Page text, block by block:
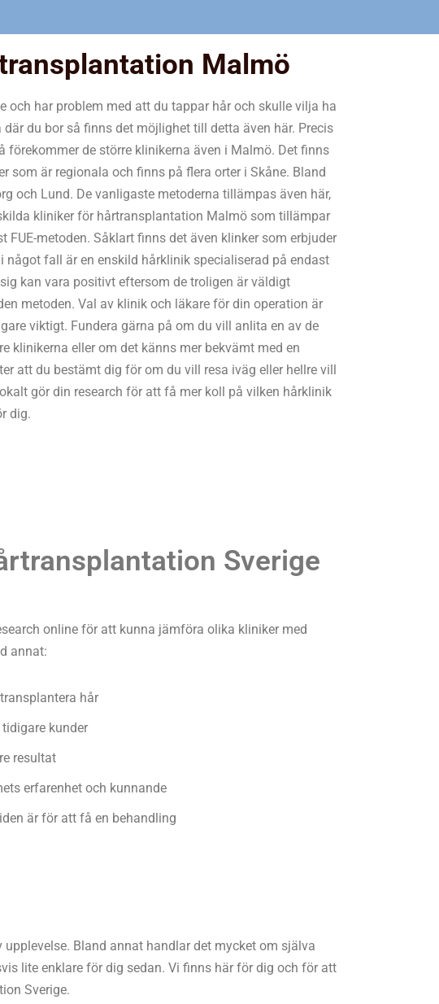
Malmö
och har problem med att du tappar hår och skulle vilja ha
där du bor så finns det möjlighet till detta även här. Precis
förekommer de större klinikerna även i Malmö. Det finns
som är regionala och finns på flera orter i Skåne. Bland
och Lund. De vanligaste metoderna tillämpas även här,
kliniker för hårtransplantation Malmö som tillämpar
FUE-metoden. Såklart finns det även klinker som erbjuder
något fall är en enskild hårklinik specialiserad på endast
kan vara positivt eftersom de troligen är väldigt
metoden. Val av klinik och läkare för din operation är
viktigt. Fundera gärna på om du vill anlita en av de
klinikerna eller om det känns mer bekvämt med en
att du bestämt dig för om du vill resa iväg eller hellre vill
gör din research för att få mer koll på vilken hårklinik
dig.
Sverige
online för att kunna jämföra olika kliniker med
annat:
hår
kunder
resultat
erfarenhet och kunnande
är för att få en behandling
Bland annat handlar det mycket om själva
lite enklare för dig sedan. Vi finns här för dig och för att
Sverige.